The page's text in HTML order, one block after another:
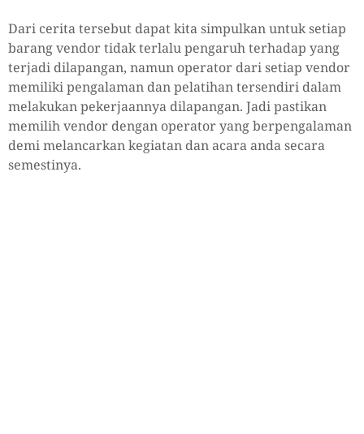
Dari cerita tersebut dapat kita simpulkan untuk setiap
barang vendor tidak terlalu pengaruh terhadap yang
terjadi dilapangan, namun operator dari setiap vendor
memiliki pengalaman dan pelatihan tersendiri dalam
melakukan pekerjaannya dilapangan. Jadi pastikan
memilih vendor dengan operator yang berpengalaman
demi melancarkan kegiatan dan acara anda secara
semestinya.